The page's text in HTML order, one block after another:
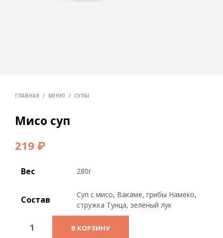
ГЛАВНАЯ / МЕНЮ / СУПЫ
Мисо суп
219 ₽
Вес 280г
Состав
Суп с мисо, Вакаме, грибы Намеко,
стружка Тунца, зеленый лук
В КОРЗИНУ